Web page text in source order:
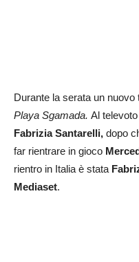
Durante la serata un
Playa Sgamada. Al
Fabrizia Santarelli, dopo
far rientrare in gioco
rientro in Italia è stata
Mediaset.